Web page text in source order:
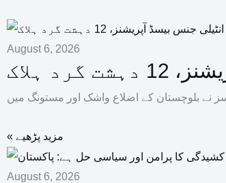
August 6, 2026
ہلاک
« مزید پڑھیے
August 6, 2026